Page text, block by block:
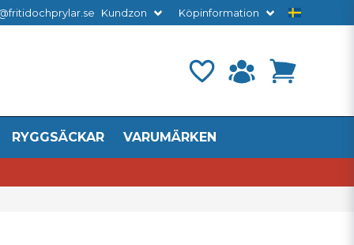
Kundzon Köpinformation
RYGGSÄCKAR VARUMÄRKEN